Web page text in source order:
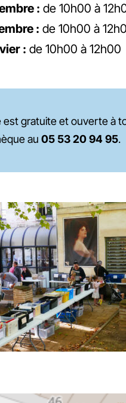
: de 10h00 à
: de 10h00 à
: de 10h00 à 12h00
est gratuite et ouverte à
au 05 53 20 94 95.